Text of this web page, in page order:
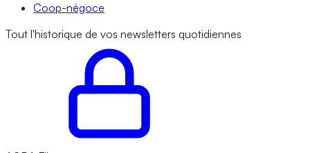
Coop-négoce
Tout l'historique de vos newsletters quotidiennes